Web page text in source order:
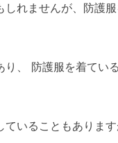
れませんが、防護
、 防護服を着てい
いることもありま